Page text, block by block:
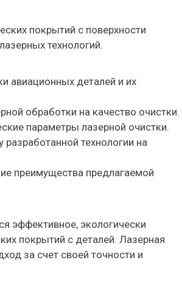
покрытий с поверхности
технологий.
авиационных деталей и их
обработки на качество очистки.
параметры лазерной очистки.
технологии на
преимущества предлагаемой
эффективное, экологически
покрытий с деталей. Лазерная
за счет своей точности и